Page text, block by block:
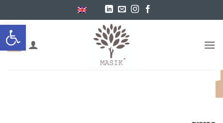
פתח
to
0